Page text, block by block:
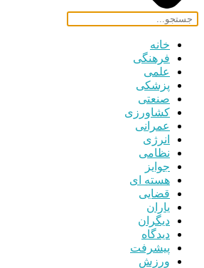
خانه
فرهنگی
علمی
پزشکی
صنعتی
کشاورزی
عمرانی
انرژی
نظامی
جوایز
هسته ای
قضایی
یاران
دیگران
دیدگاه
پیشرفت
ورزش